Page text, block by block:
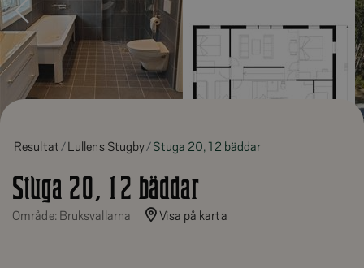
Resultat Lullens Stugby Stuga 20, 12 bäddar
Stuga 20, 12 bäddar
Område: Bruksvallarna Visa på karta